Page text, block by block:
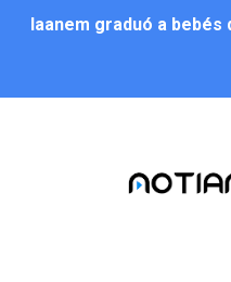
Iaanem graduó a
Alcalde Nelson